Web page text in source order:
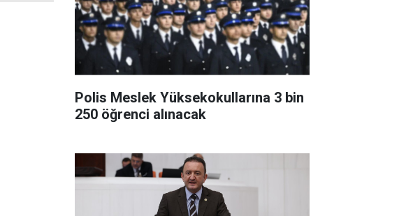
Polis Meslek Yüksekokullarına 3 bin
250 öğrenci alınacak